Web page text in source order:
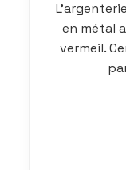
en métal
vermeil.